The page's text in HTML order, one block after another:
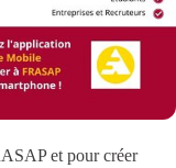
et pour créer